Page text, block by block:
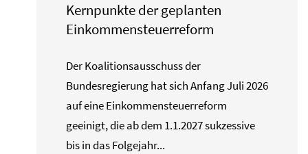
Kernpunkte der geplanten
Einkommensteuerreform
Der Koalitionsausschuss der
Bundesregierung hat sich Anfang Juli 2026
auf eine Einkommensteuerreform
geeinigt, die ab dem 1.1.2027 sukzessive
bis in das Folgejahr...